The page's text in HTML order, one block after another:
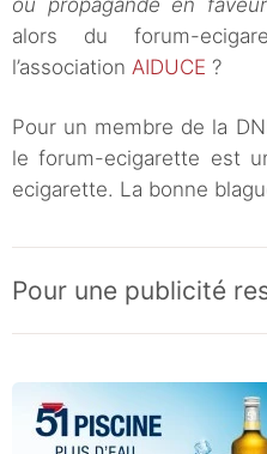
ou propagande en
alors du forum-
l’association AIDUCE ?
Pour un membre de la
le forum-ecigarette est
ecigarette. La bonne
Pour une publicité